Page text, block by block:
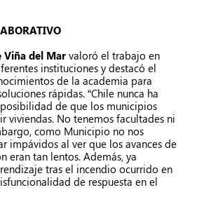
Viña del Mar valoró el trabajo en
instituciones y destacó el
de la academia para
rápidas. “Chile nunca ha
de que los municipios
viviendas. No tenemos facultades ni
como Municipio no nos
impávidos al ver que los avances de
eran tan lentos. Además, ya
tras el incendio ocurrido en
de respuesta en el